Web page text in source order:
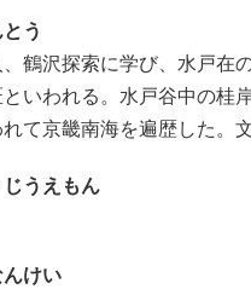
う
鶴沢探索に学び、水戸在
といわれる。水戸谷中の桂
て京畿南海を遍歴した。
うえもん
けい